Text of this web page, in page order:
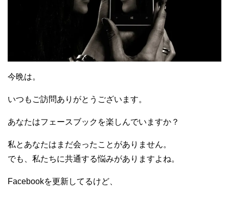
今晩は。
いつもご訪問ありがとうございます。
あなたはフェースブックを楽しんでいますか？
私とあなたはまだ会ったことがありません。
でも、私たちに共通する悩みがありますよね。
Facebookを更新してるけど、